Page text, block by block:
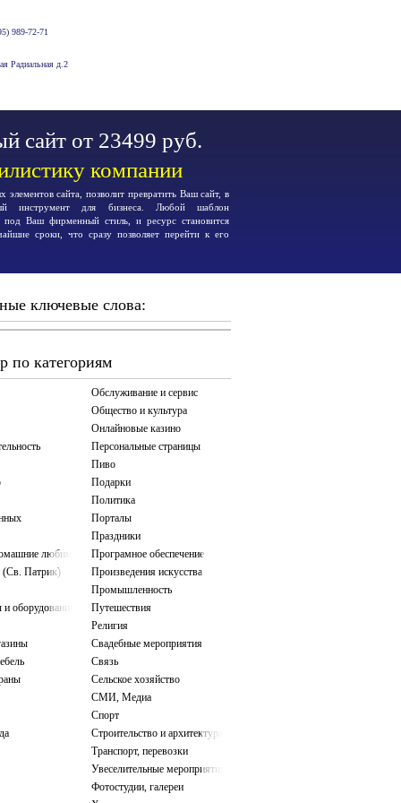
989-72-71
Радиальная д.2
сайт от 23499 руб.
компании
элементов сайта, позволит превратить Ваш сайт, в
инструмент для бизнеса. Любой шаблон
под Ваш фирменный стиль, и ресурс становится
сроки, что сразу позволяет перейти к его
ключевые слова:
по категориям
любимцы
(Св. Патрик)
оборудование
Обслуживание и сервис
Общество и культура
Онлайновые казино
Персональные страницы
Пиво
Подарки
Политика
Порталы
Праздники
Програмное обеспечение
Произведения искусства
Промышленность
Путешествия
Религия
Свадебные мероприятия
Связь
Сельское хозяйство
СМИ, Медиа
Спорт
Строительство и архитектура
Транспорт, перевозки
Увеселительные мероприятия
Фотостудии, галереи